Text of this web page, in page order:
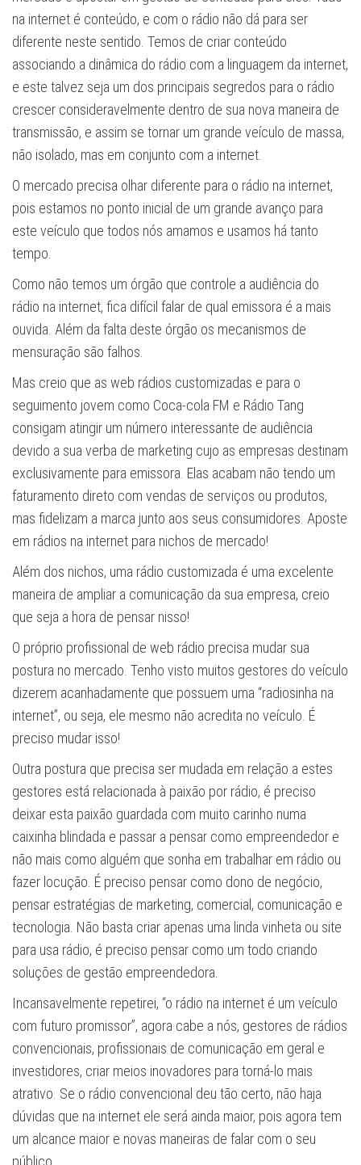
na internet é conteúdo, e com o rádio não dá para ser
diferente neste sentido. Temos de criar conteúdo
associando a dinâmica do rádio com a linguagem da internet,
e este talvez seja um dos principais segredos para o rádio
crescer consideravelmente dentro de sua nova maneira de
transmissão, e assim se tornar um grande veículo de massa,
não isolado, mas em conjunto com a internet.
O mercado precisa olhar diferente para o rádio na internet,
pois estamos no ponto inicial de um grande avanço para
este veículo que todos nós amamos e usamos há tanto
tempo.
Como não temos um órgão que controle a audiência do
rádio na internet, fica difícil falar de qual emissora é a mais
ouvida. Além da falta deste órgão os mecanismos de
mensuração são falhos.
Mas creio que as web rádios customizadas e para o
seguimento jovem como Coca-cola FM e Rádio Tang
consigam atingir um número interessante de audiência
devido a sua verba de marketing cujo as empresas destinam
exclusivamente para emissora. Elas acabam não tendo um
faturamento direto com vendas de serviços ou produtos,
mas fidelizam a marca junto aos seus consumidores. Aposte
em rádios na internet para nichos de mercado!
Além dos nichos, uma rádio customizada é uma excelente
maneira de ampliar a comunicação da sua empresa, creio
que seja a hora de pensar nisso!
O próprio profissional de web rádio precisa mudar sua
postura no mercado. Tenho visto muitos gestores do veículo
dizerem acanhadamente que possuem uma “radiosinha na
internet”, ou seja, ele mesmo não acredita no veículo. É
preciso mudar isso!
Outra postura que precisa ser mudada em relação a estes
gestores está relacionada à paixão por rádio, é preciso
deixar esta paixão guardada com muito carinho numa
caixinha blindada e passar a pensar como empreendedor e
não mais como alguém que sonha em trabalhar em rádio ou
fazer locução. É preciso pensar como dono de negócio,
pensar estratégias de marketing, comercial, comunicação e
tecnologia. Não basta criar apenas uma linda vinheta ou site
para usa rádio, é preciso pensar como um todo criando
soluções de gestão empreendedora.
Incansavelmente repetirei, “o rádio na internet é um veículo
com futuro promissor”, agora cabe a nós, gestores de rádios
convencionais, profissionais de comunicação em geral e
investidores, criar meios inovadores para torná-lo mais
atrativo. Se o rádio convencional deu tão certo, não haja
dúvidas que na internet ele será ainda maior, pois agora tem
um alcance maior e novas maneiras de falar com o seu
público.